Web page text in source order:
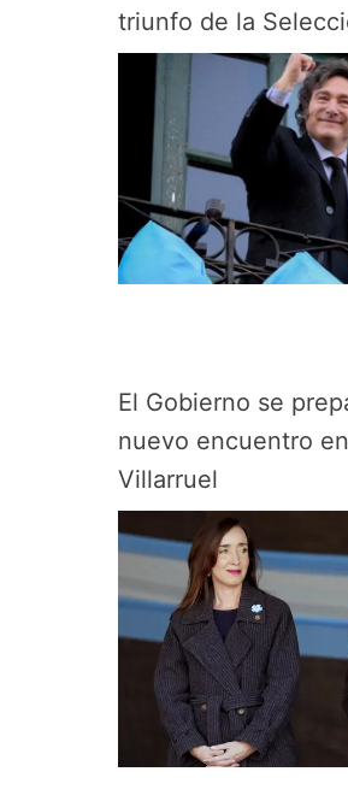
triunfo de la
El Gobierno se
nuevo encuentro
Villarruel